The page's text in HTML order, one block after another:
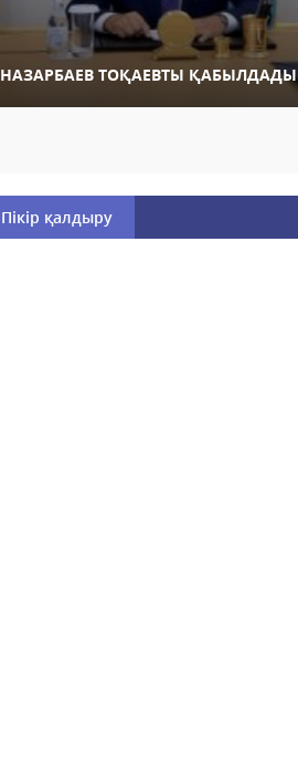
НАЗАРБАЕВ ТОҚАЕВТЫ ҚАБЫЛДАДЫ
Пікір қалдыру